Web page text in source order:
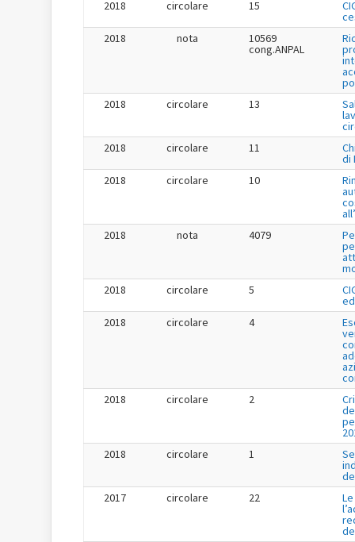
2018
circolare 15
2018
nota 10569
cong.ANPAL
2018
circolare 13
2018
circolare 11
di
2018
circolare 10
2018
nota 4079
2018
circolare 5
2018
circolare 4
2018
circolare 2
2018
circolare 1
2017
circolare 22